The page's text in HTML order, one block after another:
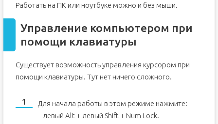
Работать на ПК или ноутбуке можно и без мыши.
Управление компьютером при
помощи клавиатуры
Существует возможность управления курсором при
помощи клавиатуры. Тут нет ничего сложного.
Для начала работы в этом режиме нажмите:
левый Alt + левый Shift + Num Lock.